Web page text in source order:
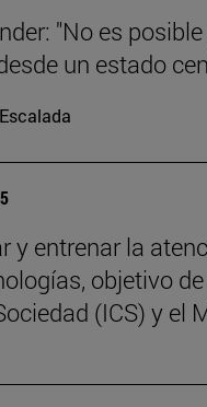
"No es
un estado
y entrenar la
objetivo
(ICS) y el